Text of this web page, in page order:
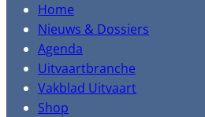
Home
Nieuws & Dossiers
Agenda
Uitvaartbranche
Vakblad Uitvaart
Shop